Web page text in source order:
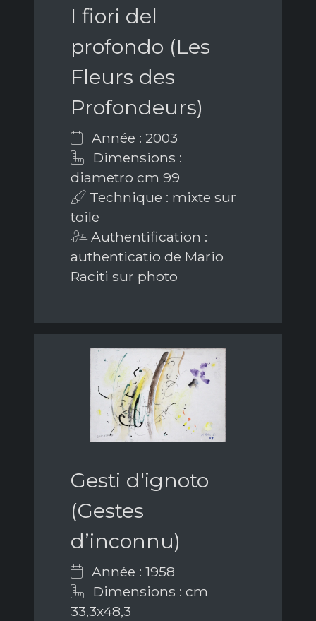
I fiori del
profondo (Les
Fleurs des
Profondeurs)
Année : 2003
Dimensions :
diametro cm 99
Technique : mixte sur
toile
Authentification :
authenticatio de Mario
Raciti sur photo
Gesti d'ignoto
(Gestes
d’inconnu)
Année : 1958
Dimensions : cm
33,3x48,3